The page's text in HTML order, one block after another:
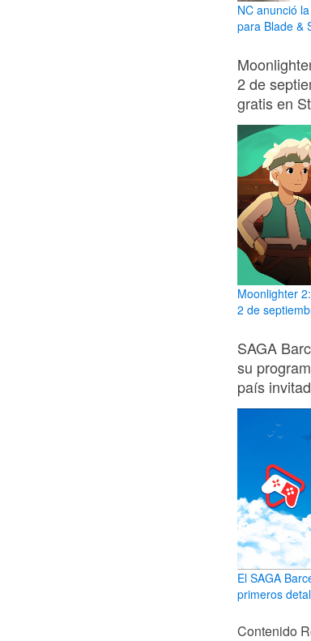
NC anunció
para Blade &
2 de
gratis en
Moonlighter
2 de
SAGA
su
país
El SAGA
primeros
Contenido